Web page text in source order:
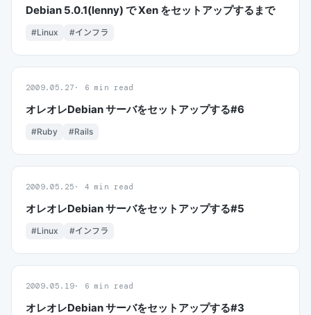
Debian 5.0.1(lenny) で Xen をセットアップするまで
#Linux #インフラ
2009.05.27 6 min read
オレオレDebian サーバをセットアップする#6
#Ruby #Rails
2009.05.25 4 min read
オレオレDebian サーバをセットアップする#5
#Linux #インフラ
2009.05.19 6 min read
オレオレDebian サーバをセットアップする#3